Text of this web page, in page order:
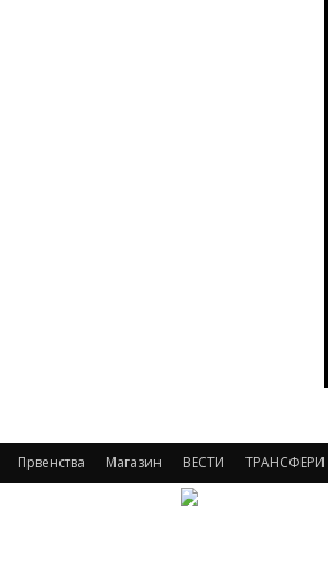
Првенства Магазин ВЕСТИ ТРАНСФЕРИ